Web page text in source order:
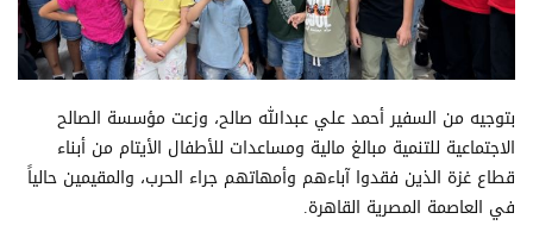
بتوجيه من السفير أحمد علي عبدالله صالح، وزعت مؤسسة الصالح
الاجتماعية للتنمية مبالغ مالية ومساعدات للأطفال الأيتام من أبناء
قطاع غزة الذين فقدوا آباءهم وأمهاتهم جراء الحرب، والمقيمين حالياً
في العاصمة المصرية القاهرة.